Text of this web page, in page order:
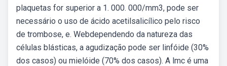
plaquetas for superior a 1. 000. 000/mm3, pode ser
necessário o uso de ácido acetilsalicílico pelo risco
de trombose, e. Webdependendo da natureza das
células blásticas, a agudização pode ser linfóide (30%
dos casos) ou mielóide (70% dos casos). A lmc é uma